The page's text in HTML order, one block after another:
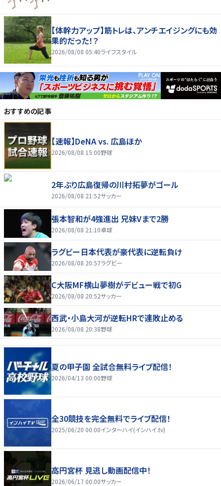
【体幹力アップ】筋トレは、アンチエイジングにも効
果的だった！？
2026/08/08 05:40ライフスタイル
おすすめの記事
【速報】DeNA vs. 広島ほか
2026/08/08 15:00野球
2年ぶり広島復帰の川村拓夢がゴール
2026/08/08 21:52サッカー
張本智和が4強進出 兄妹Vまで2勝
2026/08/08 21:10卓球
ラグビー日本代表が豪代表に逆転負け
2026/08/08 20:57ラグビー
C大阪MF横山夢樹がデビュー戦で初G
2026/08/08 20:52サッカー
西武・小島大河が逆転HRで連敗止める
2026/08/08 20:38野球
夏の甲子園 全試合無料ライブ配信！
2026/04/13 00:00野球
全30競技を完全無料でライブ配信！
2025/06/20 00:00インターハイ(インハイ.tv)
高円宮杯 見逃し動画配信中！
2026/06/17 00:00サッカー